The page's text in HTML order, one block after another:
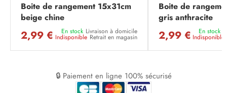
Boite de rangement 15x31cm
beige chine
2,99 € En stock Livraison à domicile
Indisponible Retrait en magasin
Boite de
gris anthracite
2,99 € En stock
Indisponible
🔒 Paiement en ligne 100% sécurisé